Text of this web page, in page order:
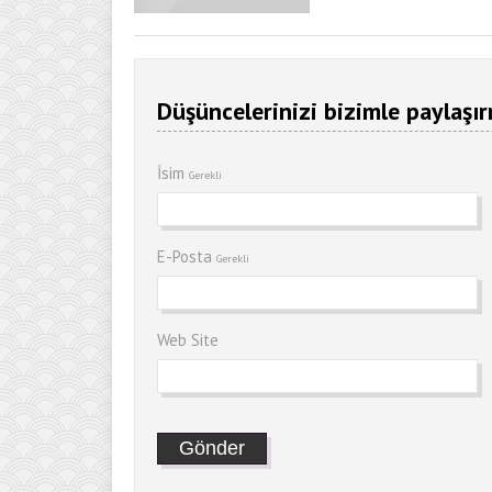
Düşüncelerinizi bizimle
İsim Gerekli
E-Posta Gerekli
Web Site